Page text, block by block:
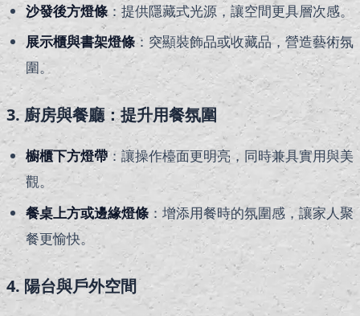
沙發後方燈條：提供隱藏式光源，讓空間更具層次感。
展示櫃與書架燈條：突顯裝飾品或收藏品，營造藝術氛
圍。
3. 廚房與餐廳：提升用餐氛圍
櫥櫃下方燈帶：讓操作檯面更明亮，同時兼具實用與美
觀。
餐桌上方或邊緣燈條 ：增添用餐時的氛圍感，讓家人聚
餐更愉快。
4. 陽台與戶外空間